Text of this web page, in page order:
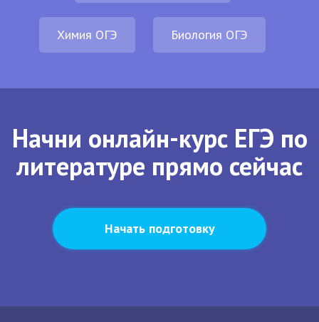
Химия ОГЭ Биология ОГЭ
Начни онлайн-курс ЕГЭ по
литературе прямо сейчас
Начать подготовку